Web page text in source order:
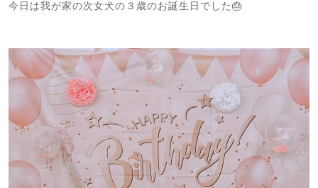
今日は我が家の次女犬の３歳のお誕生日でした🎂